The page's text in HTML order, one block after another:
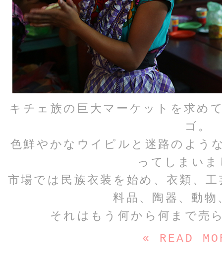
キチェ族の巨大マーケットを求め
ゴ。
色鮮やかなウイピルと迷路のよう
ってしまいま
市場では民族衣装を始め、衣類、
料品、陶器、動物
それはもう何から何まで売
« READ